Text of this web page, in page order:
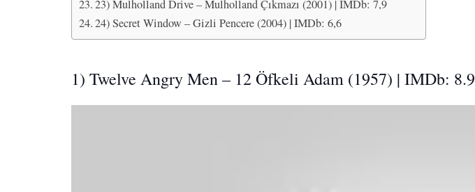
23) Mulholland Drive – Mulholland Çıkmazı (2001) | IMDb: 7,9
24) Secret Window – Gizli Pencere (2004) | IMDb: 6,6
1) Twelve Angry Men – 12 Öfkeli Adam (1957) | IMDb: 8.9